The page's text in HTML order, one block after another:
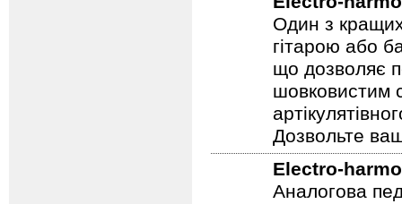
Один з
гітарою або
що дозволяє
шовковистим
Дозвольте
Electro-
Аналогова